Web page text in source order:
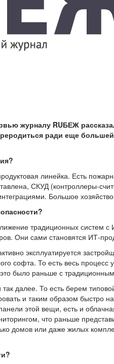
журналу RUБЕЖ
ради еще
линейка. Есть
СКУД (контроллеры-
Большое
традиционных систем с
Они сами становятся ИТ-
эксплуатируется
софта. То есть весь процесс
было раньше с
далее. То есть берем
и таким образом быстро
этой вещи, есть и
что раньше
домов или даже жилых